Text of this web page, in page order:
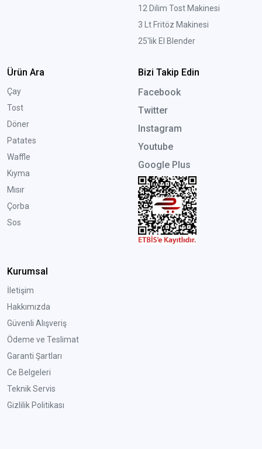
12 Dilim Tost Makinesi
3 Lt Fritöz Makinesi
25'lik El Blender
Ürün Ara
Çay
Tost
Döner
Patates
Waffle
Kıyma
Mısır
Çorba
Sos
Bizi Takip Edin
Facebook
Twitter
Instagram
Youtube
Google Plus
Kurumsal
İletişim
Hakkımızda
Güvenli Alışveriş
Ödeme ve Teslimat
Garanti Şartları
Ce Belgeleri
Teknik Servis
Gizlilik Politikası